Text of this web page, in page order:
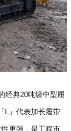
经典20吨级中型履
L」代表加长履带
更强，是工程市